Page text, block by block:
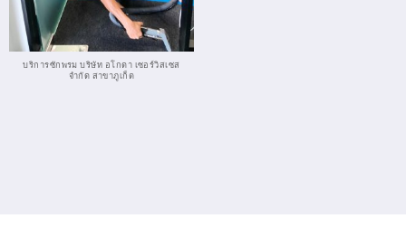
บริการซักพรม บริษัท อโกดา เซอร์วิสเซส
จำกัด สาขาภูเก็ต